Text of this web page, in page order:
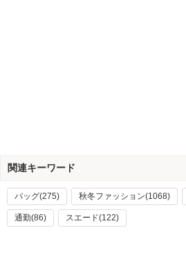
関連キーワード
バッグ(275) 秋冬ファッション(1068)
通勤(86) スエード(122)